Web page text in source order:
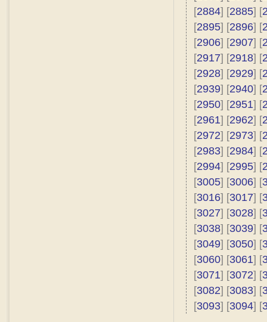
[2884] [2885] [
[2895] [2896] [
[2906] [2907] [
[2917] [2918] [
[2928] [2929] [
[2939] [2940] [
[2950] [2951] [
[2961] [2962] [
[2972] [2973] [
[2983] [2984] [
[2994] [2995] [
[3005] [3006] [
[3016] [3017] [
[3027] [3028] [
[3038] [3039] [
[3049] [3050] [
[3060] [3061] [
[3071] [3072] [
[3082] [3083] [
[3093] [3094] [